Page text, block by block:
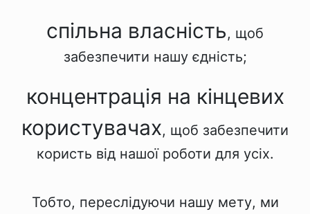
спільна власність, щоб
забезпечити нашу єдність;
концентрація на кінцевих
користувачах, щоб забезпечити
користь від нашої роботи для усіх.
Тобто, переслідуючи нашу мету, ми